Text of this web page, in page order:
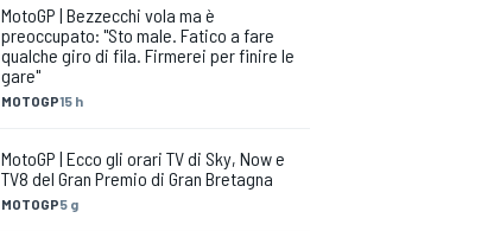
MOTOGP15 h
MotoGP | Bezzecchi vola ma è
preoccupato: "Sto male. Fatico a fare
qualche giro di fila. Firmerei per finire le
gare"
MOTOGP5 g
MotoGP | Ecco gli orari TV di Sky, Now e
TV8 del Gran Premio di Gran Bretagna